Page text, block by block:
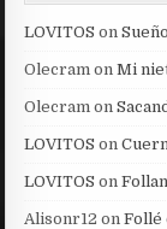
LOVITOS on
Olecram onMi
Olecram on
LOVITOS on
LOVITOS on
Alisonr12 onFollé